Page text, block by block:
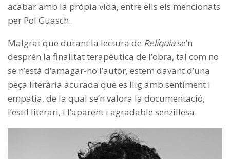
acabar amb la pròpia vida, entre ells els mencionats
per Pol Guasch.
Malgrat que durant la lectura de Relíquiase’n
desprén la finalitat terapèutica de l’obra, tal com no
se n’està d’amagar-ho l’autor, estem davant d’una
peça literària acurada que es llig amb sentiment i
empatia, de la qual se’n valora la documentació,
l’estil literari, i l’aparent i agradable senzillesa.